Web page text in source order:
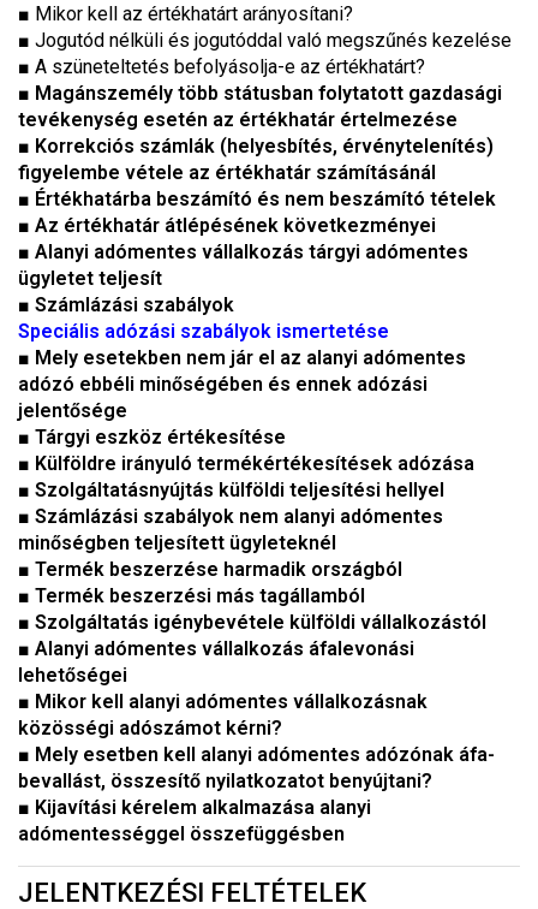
■ Mikor kell az értékhatárt arányosítani?
■ Jogutód nélküli és jogutóddal való megszűnés kezelése
■ A szüneteltetés befolyásolja-e az értékhatárt?
■ Magánszemély több státusban folytatott gazdasági
tevékenység esetén az értékhatár értelmezése
■ Korrekciós számlák (helyesbítés, érvénytelenítés)
figyelembe vétele az értékhatár számításánál
■ Értékhatárba beszámító és nem beszámító tételek
■ Az értékhatár átlépésének következményei
■ Alanyi adómentes vállalkozás tárgyi adómentes
ügyletet teljesít
■ Számlázási szabályok
Speciális adózási szabályok ismertetése
■ Mely esetekben nem jár el az alanyi adómentes
adózó ebbéli minőségében és ennek adózási
jelentősége
■ Tárgyi eszköz értékesítése
■ Külföldre irányuló termékértékesítések adózása
■ Szolgáltatásnyújtás külföldi teljesítési hellyel
■ Számlázási szabályok nem alanyi adómentes
minőségben teljesített ügyleteknél
■ Termék beszerzése harmadik országból
■ Termék beszerzési más tagállamból
■ Szolgáltatás igénybevétele külföldi vállalkozástól
■ Alanyi adómentes vállalkozás áfalevonási
lehetőségei
■ Mikor kell alanyi adómentes vállalkozásnak
közösségi adószámot kérni?
■ Mely esetben kell alanyi adómentes adózónak áfa-
bevallást, összesítő nyilatkozatot benyújtani?
■ Kijavítási kérelem alkalmazása alanyi
adómentességgel összefüggésben
JELENTKEZÉSI FELTÉTELEK